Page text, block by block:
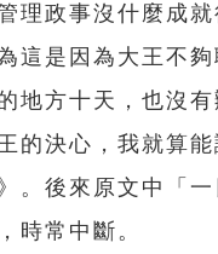
理政事沒什麼成
這是因為大王不
地方十天，也沒
的決心，我就算
。後來原文中「
時常中斷。